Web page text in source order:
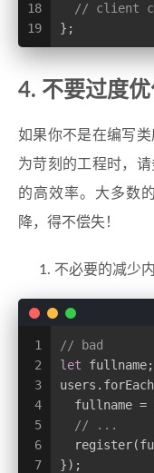
18
19
// client
};
4. 不要过度
如果你不是在编写
为苛刻的工程时，
的高效率。大多数
降，得不偿失！
不必要的减少
1
2
3
4
5
6
7
// bad
let fullname;
fullname =
// ...
});